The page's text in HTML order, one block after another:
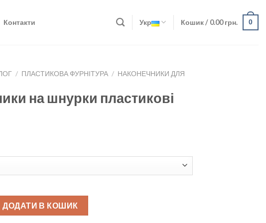
Контакти Укр Кошик / 0.00грн. 0
/ ПЛАСТИКОВА ФУРНІТУРА / НАКОНЕЧНИКИ ДЛЯ
на шнурки пластикові
пластикові quantity
ДОДАТИ В КОШИК